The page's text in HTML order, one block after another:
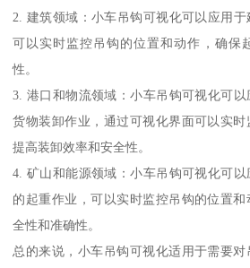
2. 建筑领域：小车吊钩可视化可以应用于
可以实时监控吊钩的位置和动作，确保
性。
3. 港口和物流领域：小车吊钩可视化可
货物装卸作业，通过可视化界面可以实时
提高装卸效率和安全性。
4. 矿山和能源领域：小车吊钩可视化可
的起重作业，可以实时监控吊钩的位置
全性和准确性。
总的来说，小车吊钩可视化适用于需要